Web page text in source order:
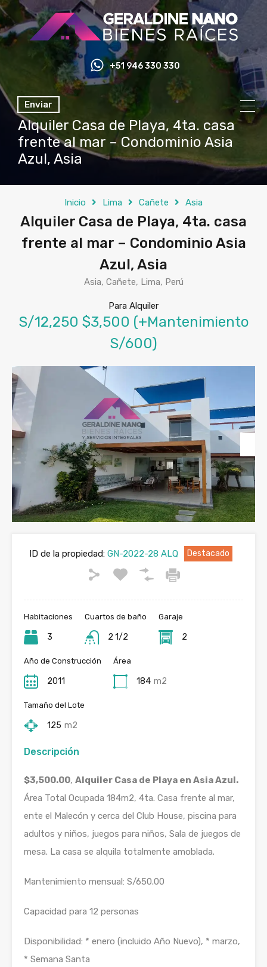
+51 946 330 330
Enviar
Alquiler Casa de Playa, 4ta. casa
frente al mar – Condominio Asia
Azul, Asia
Inicio Lima Cañete Asia
Alquiler Casa de Playa, 4ta. casa
frente al mar – Condominio Asia
Azul, Asia
Asia, Cañete, Lima, Perú
Para Alquiler
S/12,250 $3,500 (+Mantenimiento
S/600)
ID de la propiedad:GN-2022-28 ALQ Destacado
Habitaciones
3
Cuartos de baño
2 1/2
Garaje
2
Año de Construcción
2011
Área
184 m2
Tamaño del Lote
125 m2
Descripción
$3,500.00, Alquiler Casa de Playa en Asia Azul.
Área Total Ocupada 184m2, 4ta. Casa frente al mar,
ente el Malecón y cerca del Club House, piscina para
adultos y niños, juegos para niños, Sala de juegos de
mesa. La casa se alquila totalmente amoblada.
Mantenimiento mensual: S/650.00
Capacidad para 12 personas
Disponibilidad: * enero (incluido Año Nuevo), * marzo,
* Semana Santa